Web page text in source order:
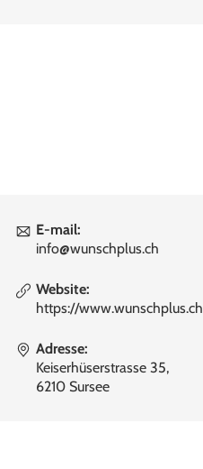
E-mail:
info@wunschplus.ch
Website:
https://www.wunschplus.ch
Adresse:
Keiserhüserstrasse 35,
6210 Sursee